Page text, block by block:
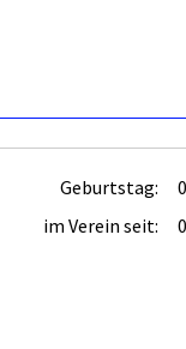
Geburtstag:
im Verein seit: